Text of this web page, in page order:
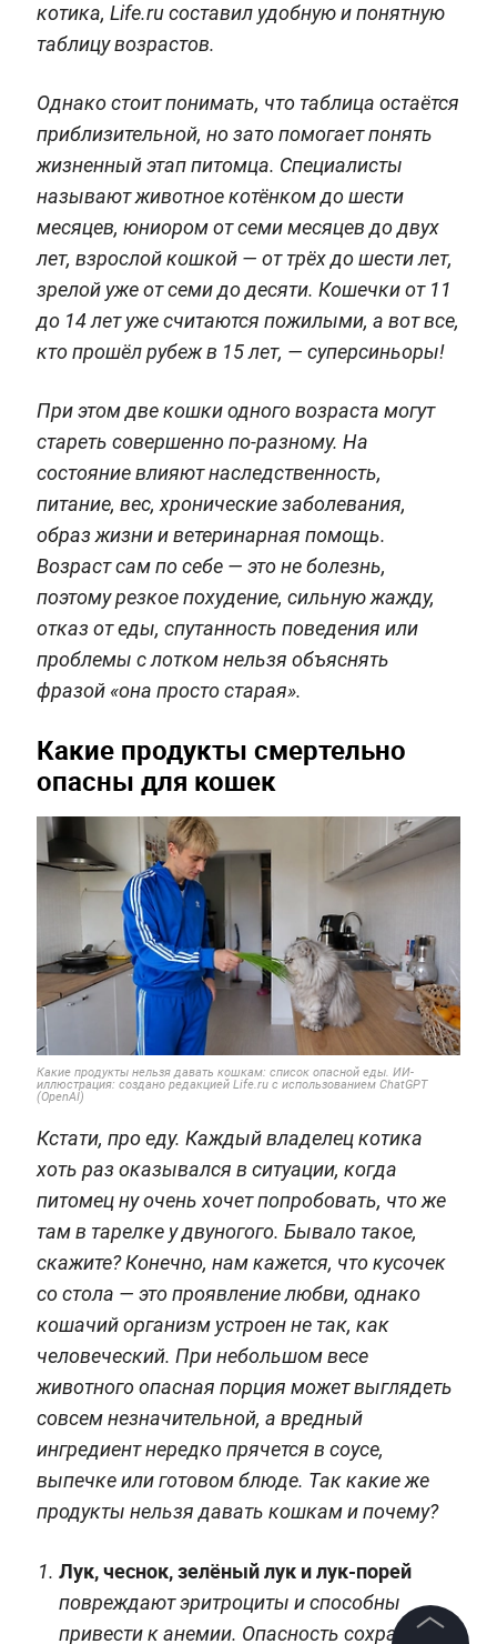
котика, Life.ru составил удобную и понятную
таблицу возрастов.
Однако стоит понимать, что таблица остаётся
приблизительной, но зато помогает понять
жизненный этап питомца. Специалисты
называют животное котёнком до шести
месяцев, юниором от семи месяцев до двух
лет, взрослой кошкой — от трёх до шести лет,
зрелой уже от семи до десяти. Кошечки от 11
до 14 лет уже считаются пожилыми, а вот все,
кто прошёл рубеж в 15 лет, — суперсиньоры!
При этом две кошки одного возраста могут
стареть совершенно по-разному. На
состояние влияют наследственность,
питание, вес, хронические заболевания,
образ жизни и ветеринарная помощь.
Возраст сам по себе — это не болезнь,
поэтому резкое похудение, сильную жажду,
отказ от еды, спутанность поведения или
проблемы с лотком нельзя объяснять
фразой «она просто старая».
Какие продукты смертельно
опасны для кошек
Какие продукты нельзя давать кошкам: список опасной еды. ИИ-
иллюстрация: создано редакцией Life.ru с использованием ChatGPT
(OpenAI)
Кстати, про еду. Каждый владелец котика
хоть раз оказывался в ситуации, когда
питомец ну очень хочет попробовать, что же
там в тарелке у двуногого. Бывало такое,
скажите? Конечно, нам кажется, что кусочек
со стола — это проявление любви, однако
кошачий организм устроен не так, как
человеческий. При небольшом весе
животного опасная порция может выглядеть
совсем незначительной, а вредный
ингредиент нередко прячется в соусе,
выпечке или готовом блюде. Так какие же
продукты нельзя давать кошкам и почему?
Лук, чеснок, зелёный лук и лук-порей
повреждают эритроциты и способны
привести к анемии. Опасность сохраняется